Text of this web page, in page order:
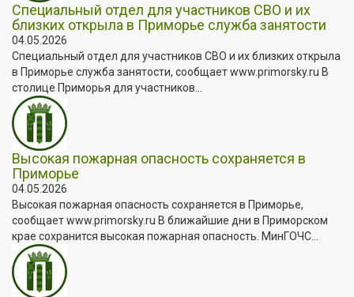
Специальный отдел для участников СВО и их
близких открыла в Приморье служба занятости
04.05.2026
Специальный отдел для участников СВО и их близких открыла
в Приморье служба занятости, сообщает www.primorsky.ru В
столице Приморья для участников...
Высокая пожарная опасность сохраняется в
Приморье
04.05.2026
Высокая пожарная опасность сохраняется в Приморье,
сообщает www.primorsky.ru В ближайшие дни в Приморском
крае сохранится высокая пожарная опасность. МинГОЧС...